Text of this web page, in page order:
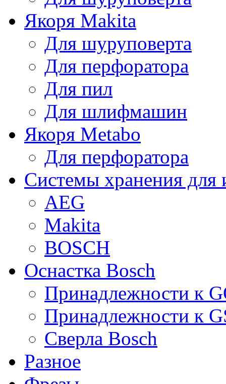
Якоря Makita
Для шуруповерта
Для перфоратора
Для пил
Для шлифмашин
Якоря Metabo
Для перфоратора
Системы хранения для
AEG
Makita
BOSCH
Оснастка Bosch
Принадлежности к
Принадлежности к
Сверла Bosch
Разное